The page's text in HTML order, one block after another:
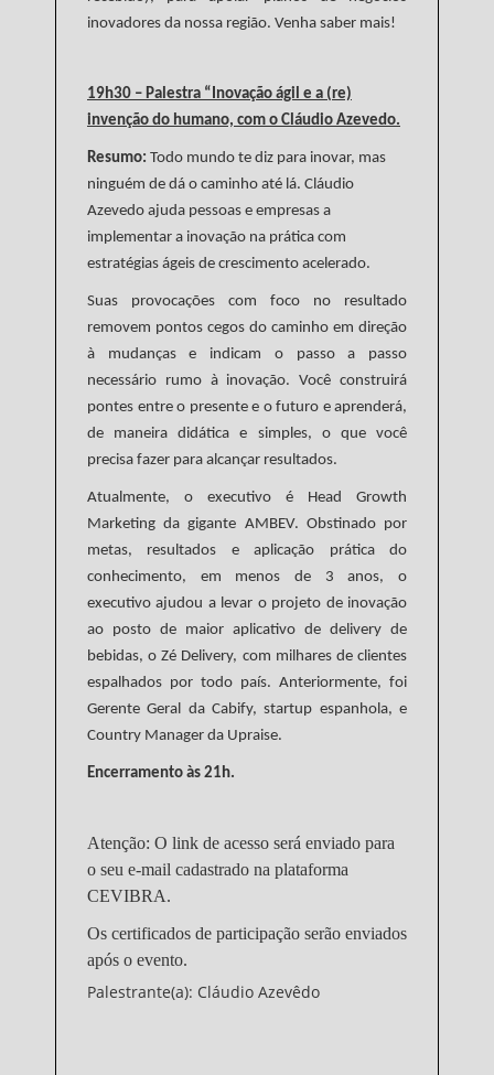
inovadores da nossa região. Venha saber mais!
19h30 – Palestra “Inovação ágil e a (re)
invenção do humano, com o Cláudio Azevedo.
Resumo: Todo mundo te diz para inovar, mas
ninguém de dá o caminho até lá. Cláudio
Azevedo ajuda pessoas e empresas a
implementar a inovação na prática com
estratégias ágeis de crescimento acelerado.
Suas provocações com foco no resultado
removem pontos cegos do caminho em direção
à mudanças e indicam o passo a passo
necessário rumo à inovação. Você construirá
pontes entre o presente e o futuro e aprenderá,
de maneira didática e simples, o que você
precisa fazer para alcançar resultados.
Atualmente, o executivo é Head Growth
Marketing da gigante AMBEV. Obstinado por
metas, resultados e aplicação prática do
conhecimento, em menos de 3 anos, o
executivo ajudou a levar o projeto de inovação
ao posto de maior aplicativo de delivery de
bebidas, o Zé Delivery, com milhares de clientes
espalhados por todo país. Anteriormente, foi
Gerente Geral da Cabify, startup espanhola, e
Country Manager da Upraise.
Encerramento às 21h.
Atenção: O link de acesso será enviado para
o seu e-mail cadastrado na plataforma
CEVIBRA.
Os certificados de participação serão enviados
após o evento.
Palestrante(a): Cláudio Azevêdo